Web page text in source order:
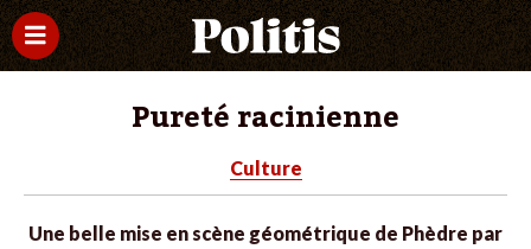
Pureté racinienne
Culture
Une belle mise en scène géométrique de Phèdre par